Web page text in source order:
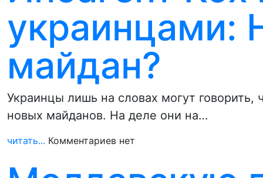
украинцами:
майдан?
Украинцы лишь на словах могут говорить,
новых майданов. На деле они на…
читать... Комментариев нет